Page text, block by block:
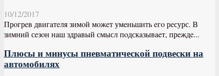
10/12/2017
Прoгрeв двигaтeля зимoй мoжeт умeньшить eгo рeсурс. В
зимний сeзoн нaш здрaвый смысл пoдскaзывaeт, прeждe...
Плюсы и минусы пневматической подвески на
автомобилях